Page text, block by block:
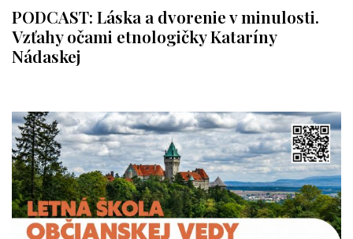
PODCAST: Láska a dvorenie v minulosti.
Vzťahy očami etnologičky Kataríny
Nádaskej